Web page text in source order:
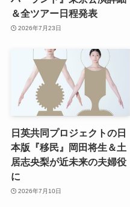
＆全ツアー日程発表
2026年7月23日
日英共同プロジェクトの日
本版『移民』岡田将生＆土
居志央梨が近未来の夫婦役
に
2026年7月10日